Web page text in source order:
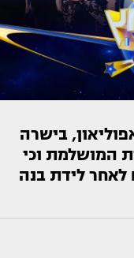
בישרה
המושלמת וכי
לאחר לידת בנה